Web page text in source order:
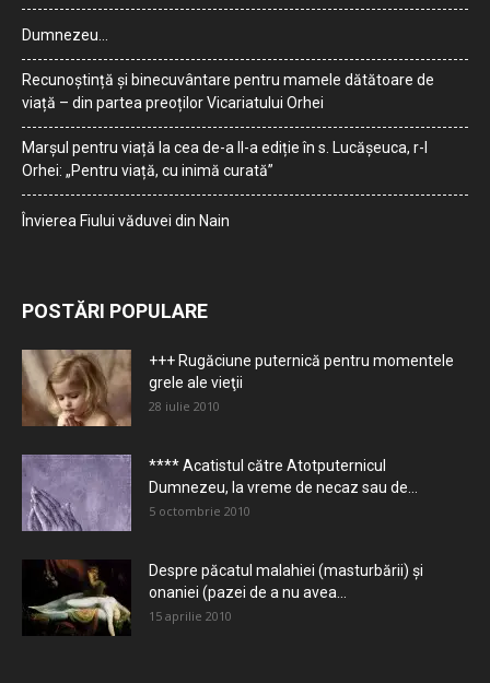
Dumnezeu…
Recunoștință și binecuvântare pentru mamele dătătoare de
viață – din partea preoților Vicariatului Orhei
Marșul pentru viață la cea de-a II-a ediție în s. Lucășeuca, r-l
Orhei: „Pentru viață, cu inimă curată”
Învierea Fiului văduvei din Nain
POSTĂRI POPULARE
+++ Rugăciune puternică pentru momentele
grele ale vieţii
28 iulie 2010
**** Acatistul către Atotputernicul
Dumnezeu, la vreme de necaz sau de...
5 octombrie 2010
Despre păcatul malahiei (masturbării) şi
onaniei (pazei de a nu avea...
15 aprilie 2010